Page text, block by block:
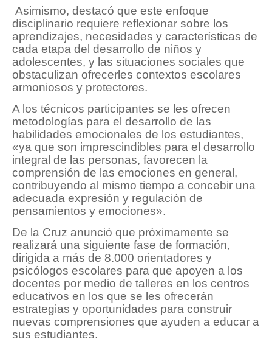
Asimismo, destacó que este enfoque
disciplinario requiere reflexionar sobre los
aprendizajes, necesidades y características de
cada etapa del desarrollo de niños y
adolescentes, y las situaciones sociales que
obstaculizan ofrecerles contextos escolares
armoniosos y protectores.
A los técnicos participantes se les ofrecen
metodologías para el desarrollo de las
habilidades emocionales de los estudiantes,
«ya que son imprescindibles para el desarrollo
integral de las personas, favorecen la
comprensión de las emociones en general,
contribuyendo al mismo tiempo a concebir una
adecuada expresión y regulación de
pensamientos y emociones».
De la Cruz anunció que próximamente se
realizará una siguiente fase de formación,
dirigida a más de 8.000 orientadores y
psicólogos escolares para que apoyen a los
docentes por medio de talleres en los centros
educativos en los que se les ofrecerán
estrategias y oportunidades para construir
nuevas comprensiones que ayuden a educar a
sus estudiantes.